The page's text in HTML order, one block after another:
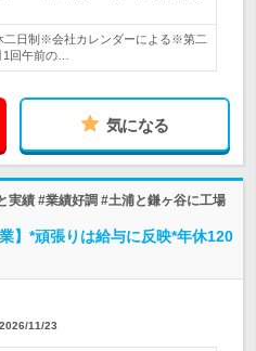
二日制※会社カレンダーによる※第二
回午前の…
気になる
実績 #業績好調 #土浦と鎌ヶ谷に工場
】*頑張りは給与に反映*年休120
2026/11/23